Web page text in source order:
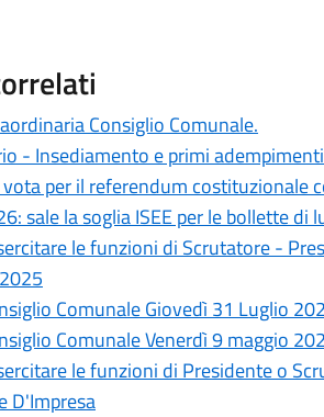
Consiglio Comunale.
- Insediamento e primi
per il referendum costituzionale
sale la soglia ISEE per le bollette di
le funzioni di Scrutatore -
Comunale Giovedì 31 Luglio
Comunale Venerdì 9 maggio
le funzioni di Presidente o
D'Impresa